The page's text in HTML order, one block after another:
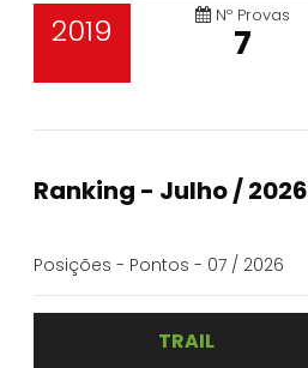
2019 Nº Provas
7
Ranking - Julho / 2026
Posições - Pontos - 07 / 2026
TRAIL